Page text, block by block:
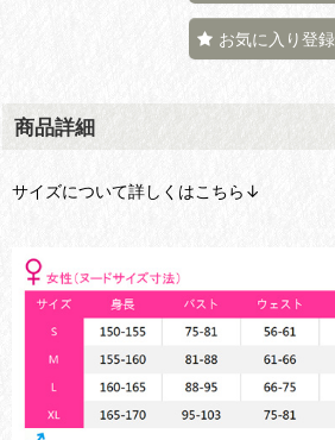
お気に入り登録
商品詳細
サイズについて詳しくはこちら↓